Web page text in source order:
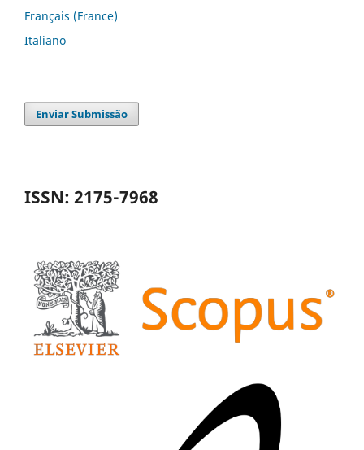
Français (France)
Italiano
Enviar Submissão
ISSN: 2175-7968